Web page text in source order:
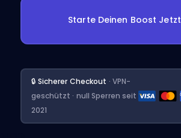
Starte Deinen Boost Jetzt
🔒 Sicherer Checkout · VPN-
geschützt · null Sperren seit
2021